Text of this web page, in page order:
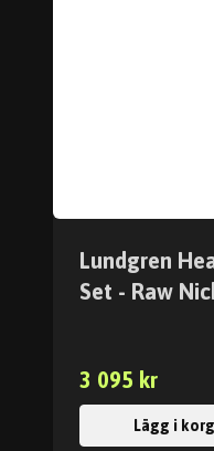
Lundgren
Set - Raw
3 095 kr
Lägg i